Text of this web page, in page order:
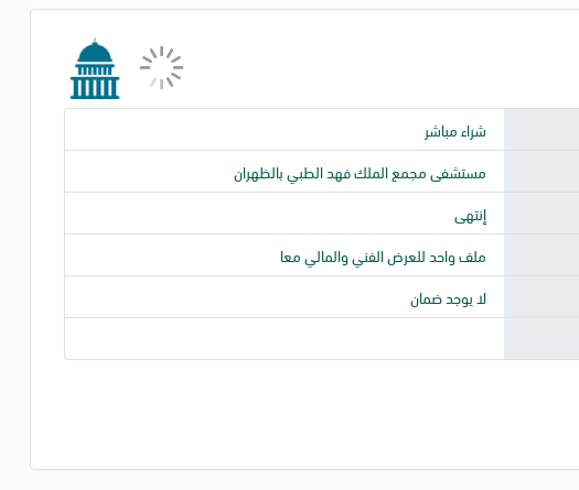
شراء مباشر
مستشفى مجمع الملك فهد الطبي بالظهران
إنتهى
ملف واحد للعرض الفني والمالي معا
لا يوجد ضمان